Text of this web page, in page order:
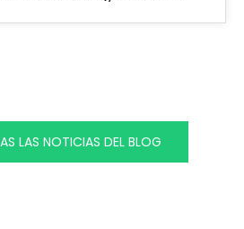
LAS NOTICIAS DEL BLOG